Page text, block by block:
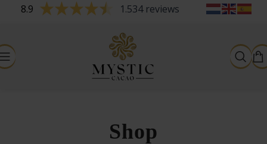
8.9 1.534 reviews
Shop